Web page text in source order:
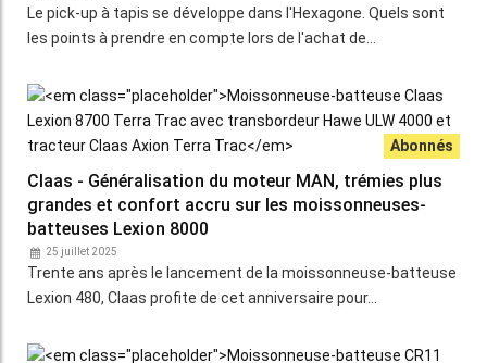
Le pick-up à tapis se développe dans l'Hexagone. Quels sont
les points à prendre en compte lors de l'achat de…
Claas - Généralisation du moteur MAN, trémies plus
grandes et confort accru sur les moissonneuses-
batteuses Lexion 8000
25 juillet 2025
Trente ans après le lancement de la moissonneuse-batteuse
Lexion 480, Claas profite de cet anniversaire pour…